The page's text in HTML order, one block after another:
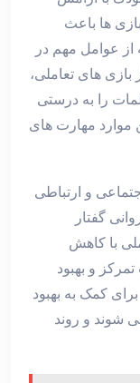
ها باعث
عوامل مهم در
بازی ‌های تعاملی،
را به درستی
موارد مهارت‌ های
و ارتباطی
گفتار
با کاهش
و بهبود
کمک به بهبود
شوند و روند